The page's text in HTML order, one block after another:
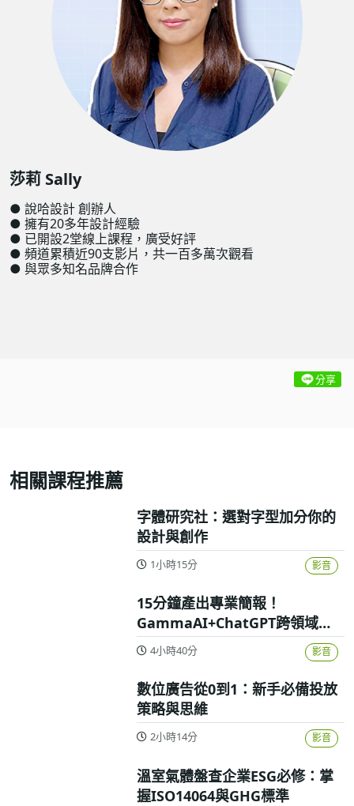
莎莉 Sally
● 說哈設計 創辦人
● 擁有20多年設計經驗
● 已開設2堂線上課程，廣受好評
● 頻道累積近90支影片，共一百多萬次觀看
● 與眾多知名品牌合作
分享
相關課程推薦
字體研究社：選對字型加分你的
設計與創作
1小時15分 影音
15分鐘產出專業簡報！
GammaAI+ChatGPT跨領域高
效實戰攻略
4小時40分 影音
數位廣告從0到1：新手必備投放
策略與思維
2小時14分 影音
溫室氣體盤查企業ESG必修：掌
握ISO14064與GHG標準